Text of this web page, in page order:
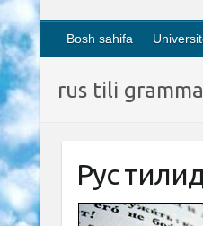
Bosh sahifa
rus tili
Рус